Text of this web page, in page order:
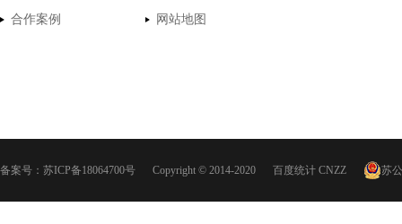
合作案例
网站地图
备案号： 苏ICP备18064700号 Copyright © 2014-2020 百度统计 CNZZ 苏